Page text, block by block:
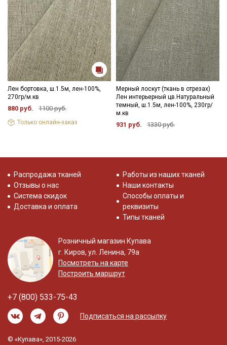
Лен бортовка, ш.1.5м, лен-100%,
270гр/м.кв
880 руб. 1100 руб.
Только онлайн-заказ
Мерный лоскут (ткань в отрезах)
Лен интерьерный цв.Натуральный
темный, ш.1.5м, лен-100%, 230гр/
м.кв
931 руб. 1330 руб.
Распродажа тканей
Отзывы о нас
Система скидок
Доставка и оплата
Работы из наших тканей
Наши контакты
Способы оплаты и
реквизиты
Типы тканей
Розничный магазин Купава
г. Киров, ул. Ленина, 79а
Посмотреть на карте
Построить маршрут
+7 (800) 533-75-43
Подписаться на рассылку
© «Купава», 2015-2026